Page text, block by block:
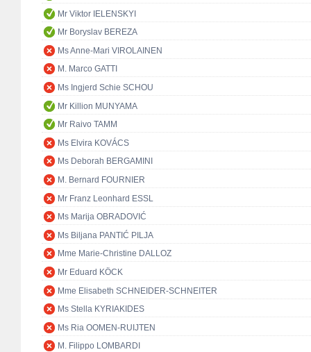
Mr Viktor IELENSKYI
Mr Boryslav BEREZA
Ms Anne-Mari VIROLAINEN
M. Marco GATTI
Ms Ingjerd Schie SCHOU
Mr Killion MUNYAMA
Mr Raivo TAMM
Ms Elvira KOVÁCS
Ms Deborah BERGAMINI
M. Bernard FOURNIER
Mr Franz Leonhard ESSL
Ms Marija OBRADOVIĆ
Ms Biljana PANTIĆ PILJA
Mme Marie-Christine DALLOZ
Mr Eduard KÖCK
Mme Elisabeth SCHNEIDER-SCHNEITER
Ms Stella KYRIAKIDES
Ms Ria OOMEN-RUIJTEN
M. Filippo LOMBARDI